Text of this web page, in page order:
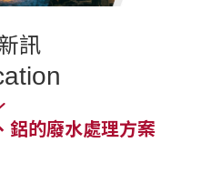
訊
鋁的廢水處理方案
資料
藏
知